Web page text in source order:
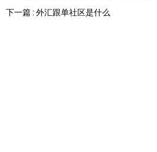
下一篇 : 外汇跟单社区是什么